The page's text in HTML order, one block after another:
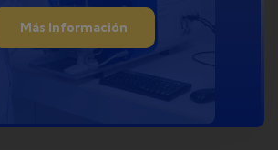
Más Información